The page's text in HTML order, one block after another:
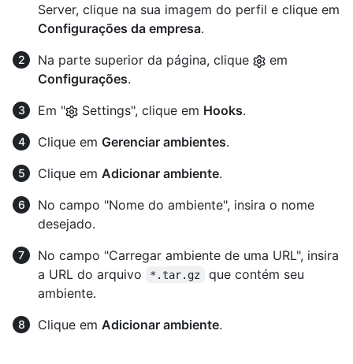
Server, clique na sua imagem do perfil e clique em
Configurações da empresa.
Na parte superior da página, clique
em
Configurações.
Em "
Settings", clique em Hooks.
Clique em Gerenciar ambientes.
Clique em Adicionar ambiente.
No campo "Nome do ambiente", insira o nome
desejado.
No campo "Carregar ambiente de uma URL", insira
a URL do arquivo
*.tar.gz
que contém seu
ambiente.
Clique em Adicionar ambiente.